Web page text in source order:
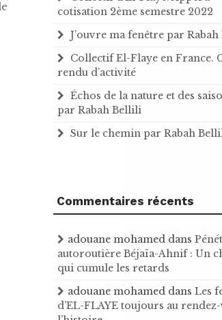
cotisation 2ème semestre 2022
J’ouvre ma fenêtre par
Collectif El-Flaye en France.
rendu d’activité
Échos de la nature et des
par Rabah Bellili
Sur le chemin par Rabah
Commentaires récents
adouane mohamed dans
autoroutière Béjaïa-Ahnif : Un
qui cumule les retards
adouane mohamed dansLes
d’EL-FLAYE toujours au